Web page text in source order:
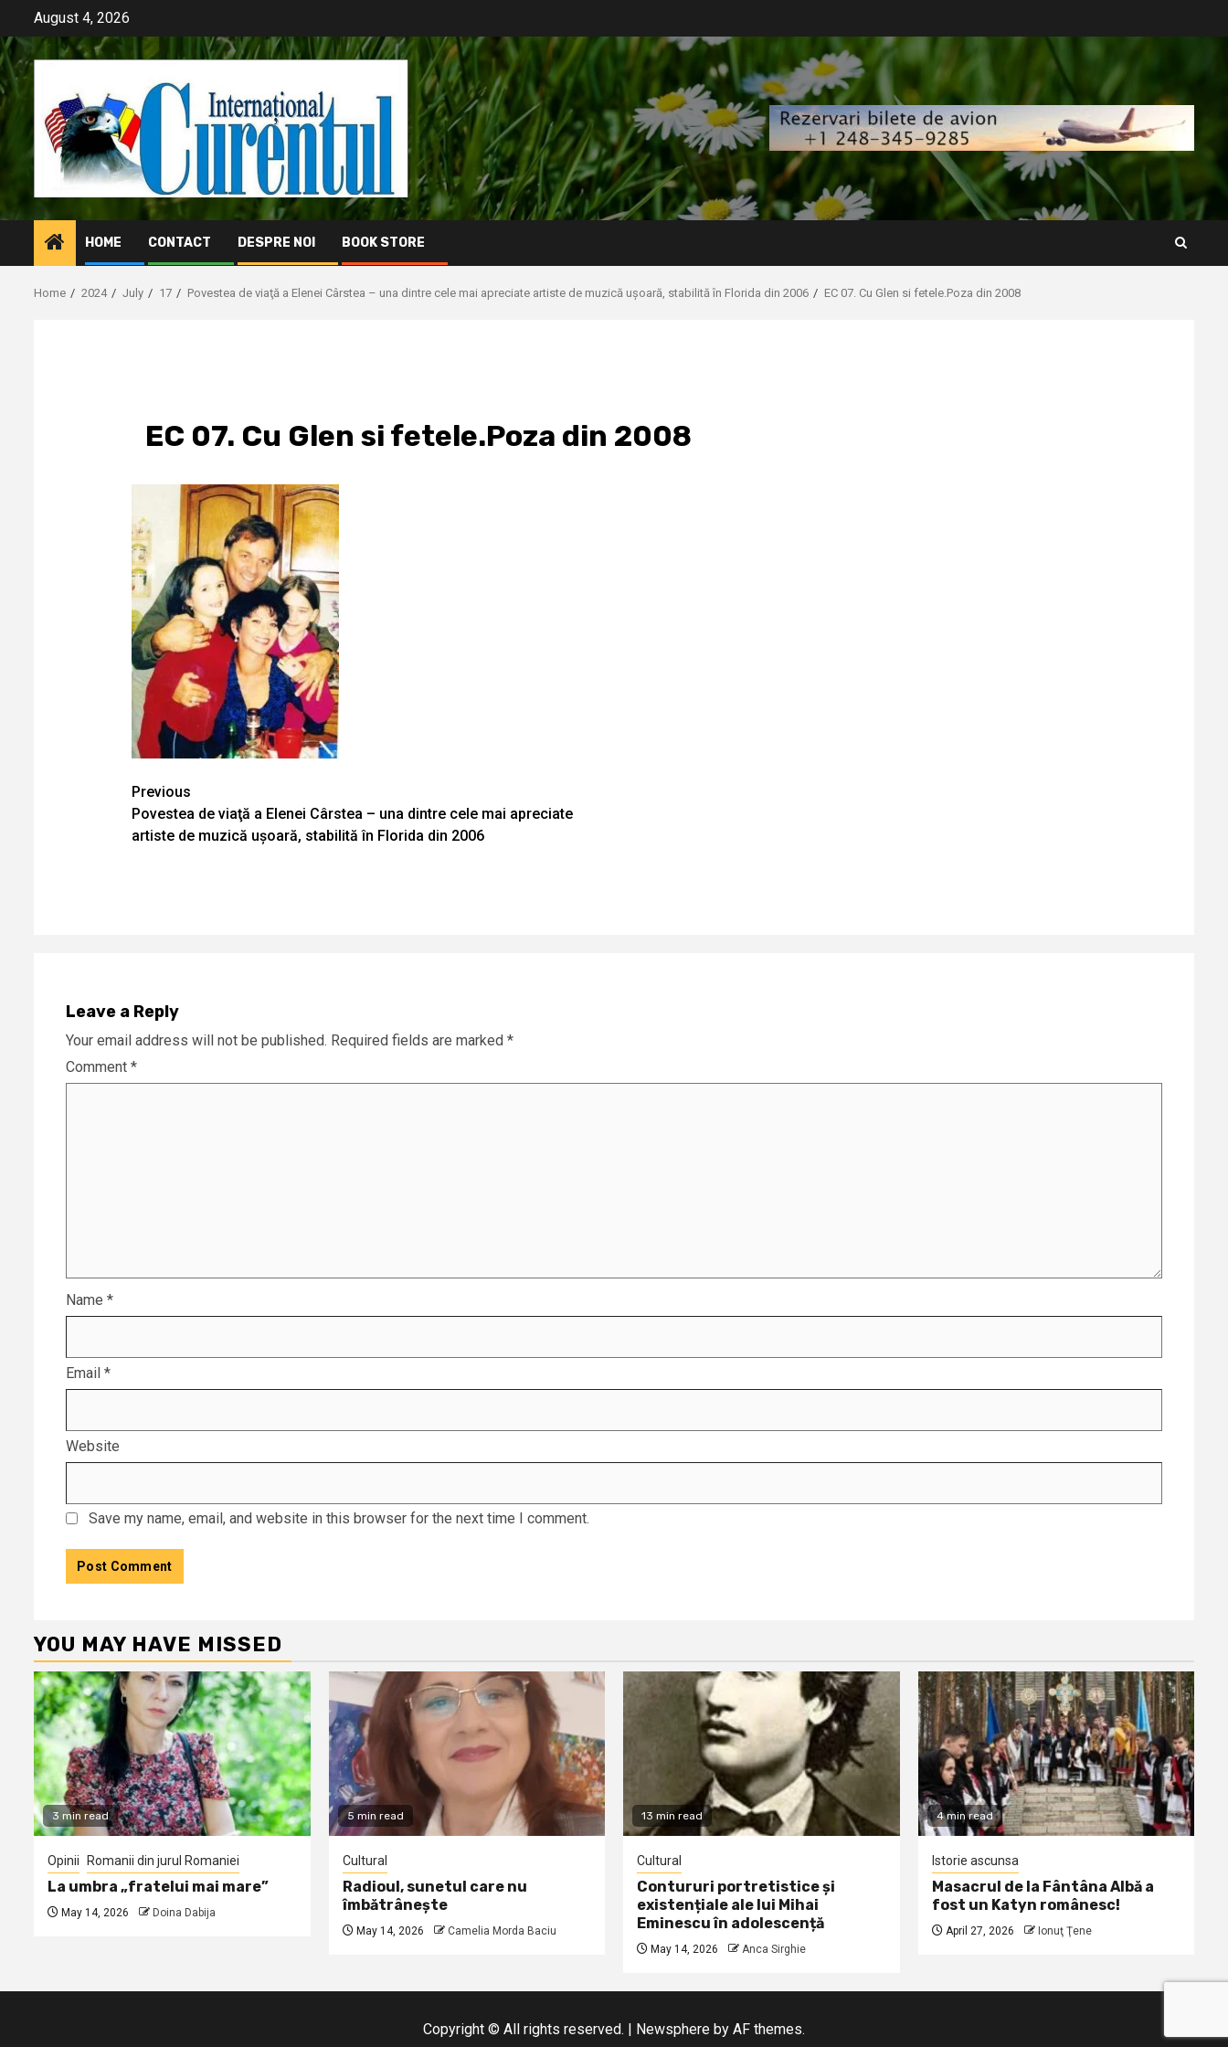
content
August 4, 2026
HOME CONTACT DESPRE NOI BOOK STORE
Home 2024 July 17 Povestea de viaţă a Elenei Cârstea – una dintre cele mai apreciate artiste de muzică ușoară, stabilită în Florida din 2006 EC 07. Cu Glen si fetele.Poza din 2008
EC 07. Cu Glen si fetele.Poza din 2008
Continue
Reading
Previous
Povestea de viaţă a Elenei Cârstea – una dintre cele mai apreciate
artiste de muzică ușoară, stabilită în Florida din 2006
Leave a Reply
Your email address will not be published. Required fields are marked *
Comment *
Name *
Email *
Website
Save my name, email, and website in this browser for the next time I comment.
YOU MAY HAVE MISSED
3 min read
Opinii Romanii din jurul Romaniei
La umbra „fratelui mai mare”
May 14, 2026 Doina Dabija
5 min read
Cultural
Radioul, sunetul care nu
îmbătrânește
May 14, 2026 Camelia Morda Baciu
13 min read
Cultural
Contururi portretistice și
existențiale ale lui Mihai
Eminescu în adolescență
May 14, 2026 Anca Sirghie
4 min read
Istorie ascunsa
Masacrul de la Fântâna Albă a
fost un Katyn românesc!
April 27, 2026 Ionuţ Ţene
Copyright © All rights reserved. | Newsphere by AF themes.